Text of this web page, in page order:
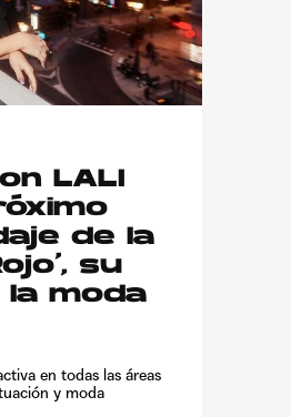
LALI
de la
su
moda
en todas las áreas
y moda